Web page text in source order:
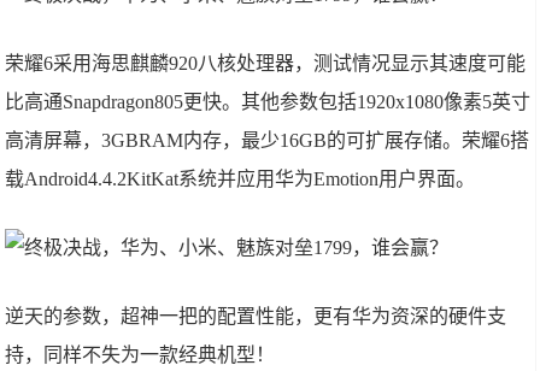
荣耀6采用海思麒麟920八核处理器，测试情况显示其速度可能
比高通Snapdragon805更快。其他参数包括1920x1080像素5英寸
高清屏幕，3GBRAM内存，最少16GB的可扩展存储。荣耀6搭
载Android4.4.2KitKat系统并应用华为Emotion用户界面。
逆天的参数，超神一把的配置性能，更有华为资深的硬件支
持，同样不失为一款经典机型！